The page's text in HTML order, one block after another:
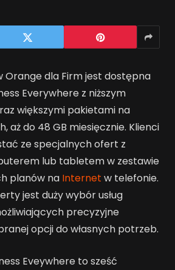
Orange dla Firm jest dostępna
Everywhere z niższym
większymi pakietami na
aż do 48 GB miesięcznie. Klienci
ze specjalnych ofert z
lub tabletem w zestawie
planów na Internet w telefonie.
jest duży wybór usług
precyzyjne
opcji do własnych potrzeb.
Eveywhere to sześć